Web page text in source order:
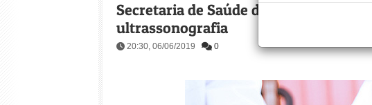
Secretaria de Saúde de Filadélfia
ultrassonografia
20:30, 06/06/2019 0